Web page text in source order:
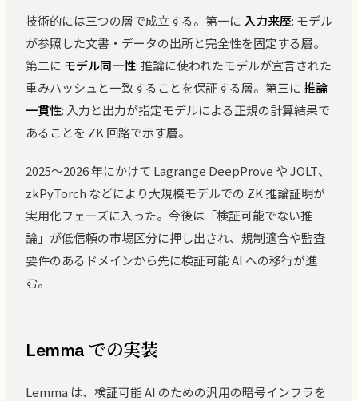
技術的には三つの層で成立する。第一に 入力来歴: モデル
が参照した文書・データの出所と完全性を固定する層。
第二に モデル同一性: 推論に使われたモデルが宣言された
重みハッシュと一致することを保証する層。第三に推論
一貫性: 入力と出力が指定モデルによる正規の計算結果で
あることを ZK 回路で示す層。
2025〜2026 年にかけて Lagrange DeepProve や JOLT、
zkPyTorch などにより大規模モデルでの ZK 推論証明が
実用化フェーズに入った。今後は「検証可能でない推
論」が低信頼の市場区分に押し出され、規制適合や監査
要件のあるドメインから先に検証可能 AI への移行が進
む。
Lemma での実装
Lemma は、検証可能 AI のための汎用の暗号インフラを